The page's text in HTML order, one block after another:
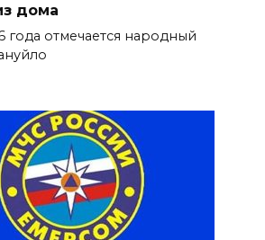
дома
года отмечается народный